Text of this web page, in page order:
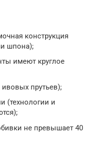
конструкция
шпона);
имеют круглое
прутьев);
(технологии и
не превышает 40